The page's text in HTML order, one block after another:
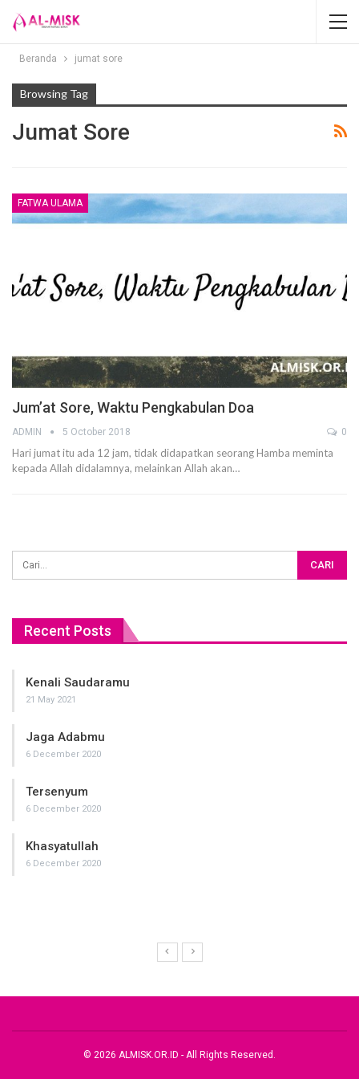
Beranda jumat sore
Browsing Tag
Jumat Sore
FATWA ULAMA
Jum’at Sore, Waktu Pengkabulan Doa
ADMIN 5 October 2018 0
Hari jumat itu ada 12 jam, tidak didapatkan seorang Hamba meminta
kepada Allah didalamnya, melainkan Allah akan…
Recent Posts
Kenali Saudaramu
21 May 2021
Jaga Adabmu
6 December 2020
Tersenyum
6 December 2020
Khasyatullah
6 December 2020
© 2026 ALMISK.OR.ID - All Rights Reserved.